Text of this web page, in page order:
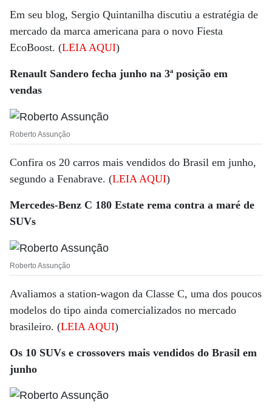
Em seu blog, Sergio Quintanilha discutiu a estratégia de
mercado da marca americana para o novo Fiesta
EcoBoost. (LEIA AQUI)
Renault Sandero fecha junho na 3ª posição em
vendas
Roberto Assunção
Confira os 20 carros mais vendidos do Brasil em junho,
segundo a Fenabrave. (LEIA AQUI)
Mercedes-Benz C 180 Estate rema contra a maré de
SUVs
Roberto Assunção
Avaliamos a station-wagon da Classe C, uma dos poucos
modelos do tipo ainda comercializados no mercado
brasileiro. (LEIA AQUI)
Os 10 SUVs e crossovers mais vendidos do Brasil em
junho